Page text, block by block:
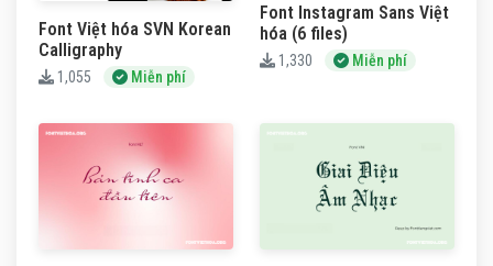
Font Việt hóa SVN Korean
Calligraphy
1,055 Miễn phí
Font Instagram Sans Việt
hóa (6 files)
1,330 Miễn phí